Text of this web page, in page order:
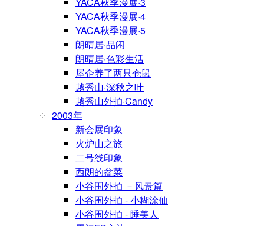
YACA秋季漫展·4
YACA秋季漫展·5
朗晴居·品闲
朗晴居·色彩生活
屋企养了两只仓鼠
越秀山·深秋之叶
越秀山外拍·Candy
2003年
新会展印象
火炉山之旅
二号线印象
西朗的盆菜
小谷围外拍 －风景篇
小谷围外拍 - 小糊涂仙
小谷围外拍 - 睡美人